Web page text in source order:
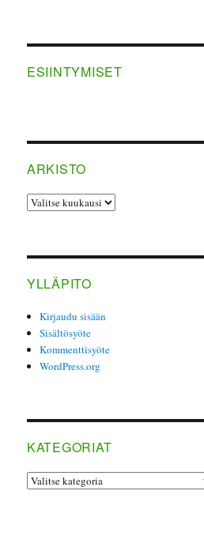
ESIINTYMISET
ARKISTO
ARKISTO
YLLÄPITO
Kirjaudu sisään
Sisältösyöte
Kommenttisyöte
WordPress.org
KATEGORIAT
Kategoriat